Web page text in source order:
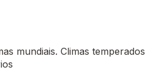
mundiais. Climas temperados